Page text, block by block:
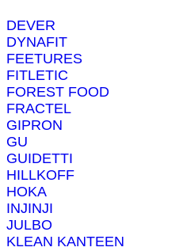
DEVER
DYNAFIT
FEETURES
FITLETIC
FOREST FOOD
FRACTEL
GIPRON
GU
GUIDETTI
HILLKOFF
HOKA
INJINJI
JULBO
KLEAN KANTEEN